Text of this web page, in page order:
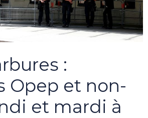
:
Opep et non-
et mardi à